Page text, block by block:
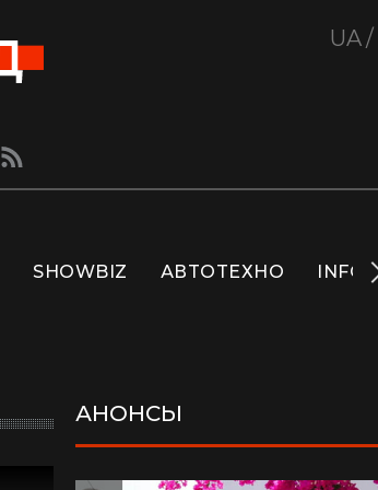
UA
SHOWBIZ АВТОТЕХНО INFO
АНОНСЫ